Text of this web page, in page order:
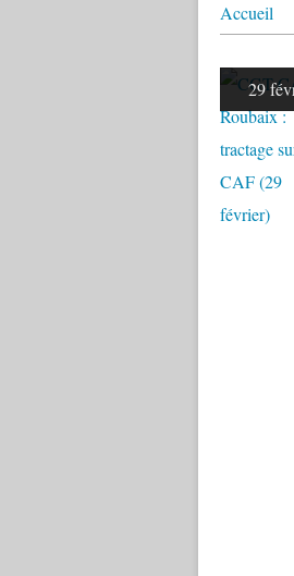
Accueil
29